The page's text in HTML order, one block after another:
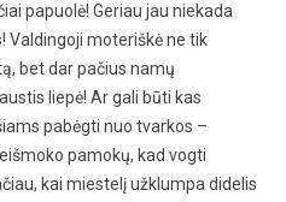
papuolė! Geriau jau niekada
Valdingoji moteriškė ne tik
bet dar pačius namų
liepė! Ar gali būti kas
pabėgti nuo tvarkos –
pamokų, kad vogti
kai miestelį užklumpa didelis